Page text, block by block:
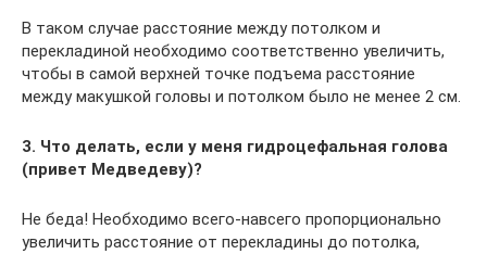
В таком случае расстояние между потолком и
перекладиной необходимо соответственно увеличить,
чтобы в самой верхней точке подъема расстояние
между макушкой головы и потолком было не менее 2 см.
3. Что делать, если у меня гидроцефальная голова
(привет Медведеву)?
Не беда! Необходимо всего-навсего пропорционально
увеличить расстояние от перекладины до потолка,